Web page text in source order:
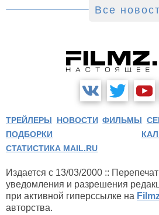
Все
ТРЕЙЛЕРЫ НОВОСТИ ФИЛЬМЫ
ПОДБОРКИ
СТАТИСТИКА MAIL.RU
Издается с 13/03/2000 ::
уведомления и разрешения
при активной гиперссылке на
авторства.